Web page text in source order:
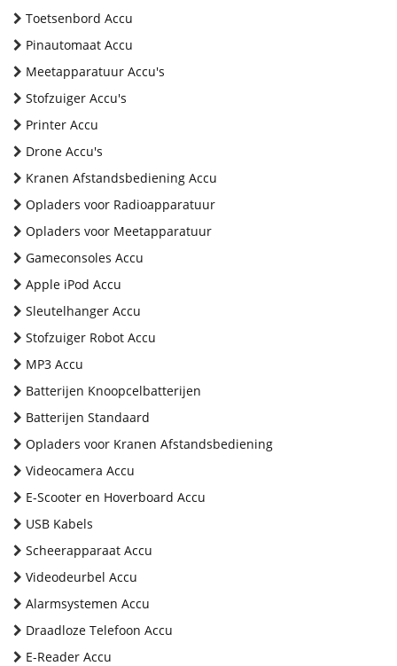
Toetsenbord Accu
Pinautomaat Accu
Meetapparatuur Accu's
Stofzuiger Accu's
Printer Accu
Drone Accu's
Kranen Afstandsbediening Accu
Opladers voor Radioapparatuur
Opladers voor Meetapparatuur
Gameconsoles Accu
Apple iPod Accu
Sleutelhanger Accu
Stofzuiger Robot Accu
MP3 Accu
Batterijen Knoopcelbatterijen
Batterijen Standaard
Opladers voor Kranen Afstandsbediening
Videocamera Accu
E-Scooter en Hoverboard Accu
USB Kabels
Scheerapparaat Accu
Videodeurbel Accu
Alarmsystemen Accu
Draadloze Telefoon Accu
E-Reader Accu